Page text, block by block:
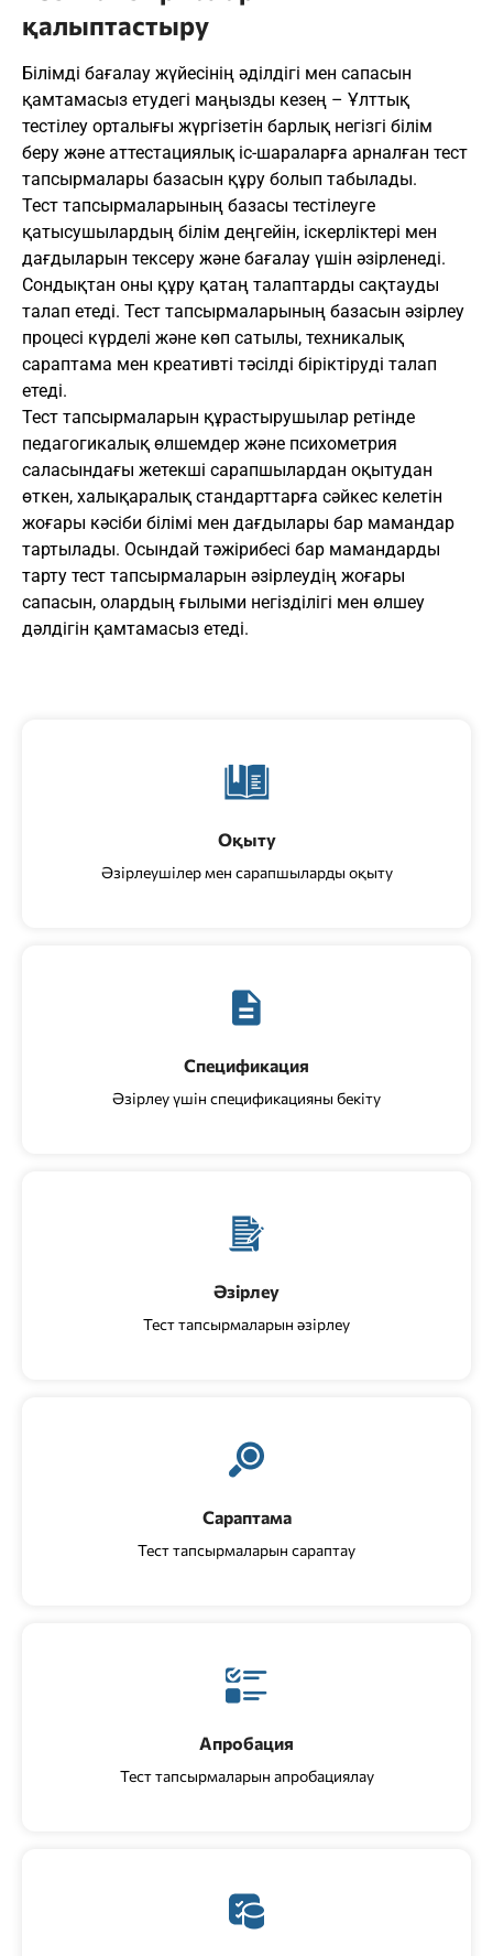
қалыптастыру
Білімді бағалау жүйесінің әділдігі мен сапасын
қамтамасыз етудегі маңызды кезең – Ұлттық
тестілеу орталығы жүргізетін барлық негізгі білім
беру және аттестациялық іс-шараларға арналған тест
тапсырмалары базасын құру болып табылады.
Тест тапсырмаларының базасы тестілеуге
қатысушылардың білім деңгейін, іскерліктері мен
дағдыларын тексеру және бағалау үшін әзірленеді.
Сондықтан оны құру қатаң талаптарды сақтауды
талап етеді. Тест тапсырмаларының базасын әзірлеу
процесі күрделі және көп сатылы, техникалық
сараптама мен креативті тәсілді біріктіруді талап
етеді.
Тест тапсырмаларын құрастырушылар ретінде
педагогикалық өлшемдер және психометрия
саласындағы жетекші сарапшылардан оқытудан
өткен, халықаралық стандарттарға сәйкес келетін
жоғары кәсіби білімі мен дағдылары бар мамандар
тартылады. Осындай тәжірибесі бар мамандарды
тарту тест тапсырмаларын әзірлеудің жоғары
сапасын, олардың ғылыми негізділігі мен өлшеу
дәлдігін қамтамасыз етеді.
Оқыту
Әзірлеушілер мен сарапшыларды оқыту
Спецификация
Әзірлеу үшін спецификацияны бекіту
Әзірлеу
Тест тапсырмаларын әзірлеу
Сараптама
Тест тапсырмаларын сараптау
Апробация
Тест тапсырмаларын апробациялау